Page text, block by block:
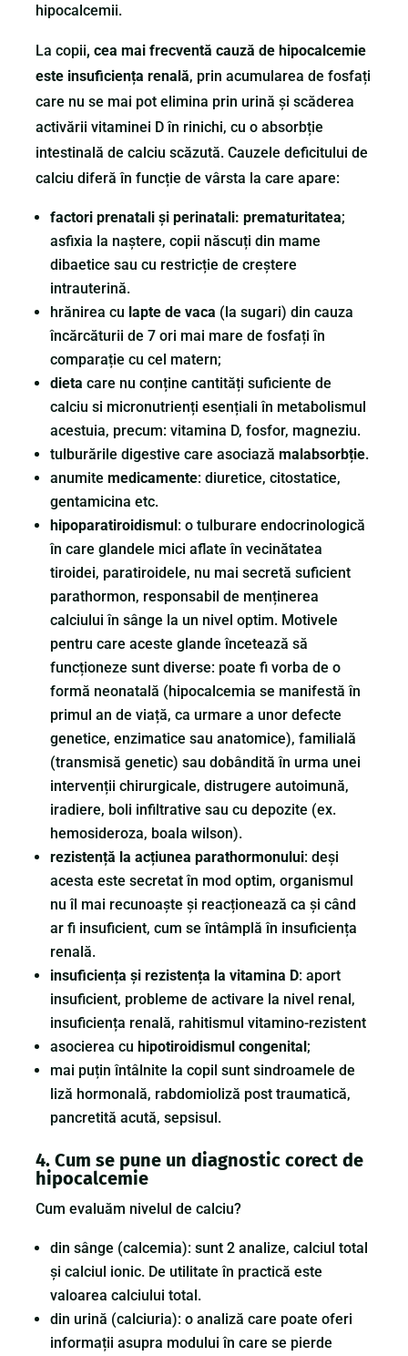
hipocalcemii.
La copii, cea mai frecventă cauză de hipocalcemie
este insuficiența renală, prin acumularea de fosfați
care nu se mai pot elimina prin urină și scăderea
activării vitaminei D în rinichi, cu o absorbție
intestinală de calciu scăzută. Cauzele deficitului de
calciu diferă în funcție de vârsta la care apare:
factori prenatali și perinatali: prematuritatea;
asfixia la naștere, copii născuți din mame
dibaetice sau cu restricție de creștere
intrauterină.
hrănirea cu lapte de vaca (la sugari) din cauza
încărcăturii de 7 ori mai mare de fosfați în
comparație cu cel matern;
dieta care nu conține cantități suficiente de
calciu si micronutrienți esențiali în metabolismul
acestuia, precum: vitamina D, fosfor, magneziu.
tulburările digestive care asociazămalabsorbție.
anumitemedicamente: diuretice, citostatice,
gentamicina etc.
hipoparatiroidismul: o tulburare endocrinologică
în care glandele mici aflate în vecinătatea
tiroidei, paratiroidele, nu mai secretă suficient
parathormon, responsabil de menținerea
calciului în sânge la un nivel optim. Motivele
pentru care aceste glande încetează să
funcționeze sunt diverse: poate fi vorba de o
formă neonatală (hipocalcemia se manifestă în
primul an de viață, ca urmare a unor defecte
genetice, enzimatice sau anatomice), familială
(transmisă genetic) sau dobândită în urma unei
intervenții chirurgicale, distrugere autoimună,
iradiere, boli infiltrative sau cu depozite (ex.
hemosideroza, boala wilson).
rezistență la acțiunea parathormonului: deși
acesta este secretat în mod optim, organismul
nu îl mai recunoaște și reacționează ca și când
ar fi insuficient, cum se întâmplă în insuficiența
renală.
insuficiența și rezistența la vitamina D: aport
insuficient, probleme de activare la nivel renal,
insuficiența renală, rahitismul vitamino-rezistent
asocierea cu hipotiroidismul congenital;
mai puțin întâlnite la copil sunt sindroamele de
liză hormonală, rabdomioliză post traumatică,
pancretită acută, sepsisul.
4. Cum se pune un diagnostic corect de
hipocalcemie
Cum evaluăm nivelul de calciu?
din sânge (calcemia): sunt 2 analize, calciul total
și calciul ionic. De utilitate în practică este
valoarea calciului total.
din urină (calciuria): o analiză care poate oferi
informații asupra modului în care se pierde